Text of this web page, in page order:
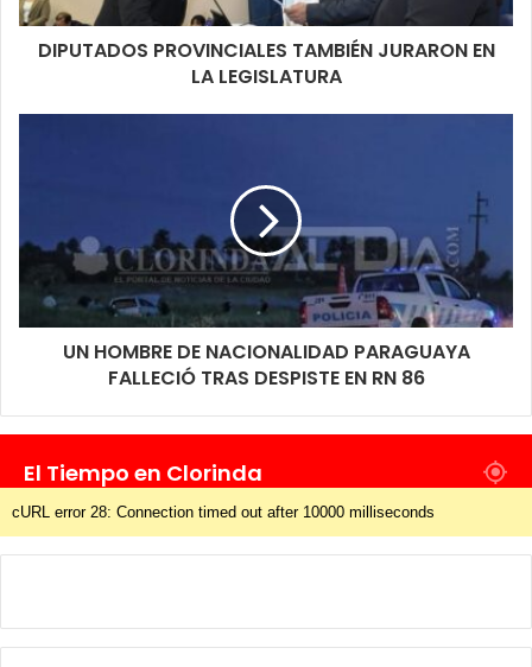
DIPUTADOS PROVINCIALES TAMBIÉN JURARON EN
LA LEGISLATURA
UN HOMBRE DE NACIONALIDAD PARAGUAYA
FALLECIÓ TRAS DESPISTE EN RN 86
El Tiempo en Clorinda
cURL error 28: Connection timed out after 10000 milliseconds